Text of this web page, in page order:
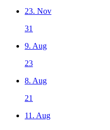
23. Nov
31
9. Aug
23
8. Aug
21
11. Aug